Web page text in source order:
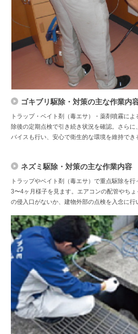
ゴキブリ駆除・対策の主な作業内
トラップ・ベイト剤（毒エサ）・薬剤噴霧に
除後の定期点検で引き続き状況を確認。さら
バイスも行い、安心で衛生的な環境を維持でき
ネズミ駆除・対策の主な作業内容
トラップやベイト剤（毒エサ）で重点駆除を
3〜4ヶ月様子を見ます。エアコンの配管やちょ
の侵入口がないか、建物外部の点検を入念に行